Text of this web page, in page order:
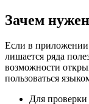
Зачем нужен
Если в приложении
лишается ряда
возможности
пользоваться
Для проверки